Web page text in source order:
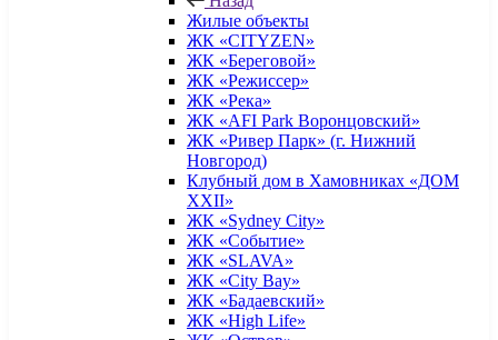
Жилые объекты
ЖК «CITYZEN»
ЖК «Береговой»
ЖК «Режиссер»
ЖК «Река»
ЖК «AFI Park Воронцовский»
ЖК «Ривер Парк» (г. Нижний
Новгород)
Клубный дом в Хамовниках «ДОМ
XXII»
ЖК «Sydney City»
ЖК «Событие»
ЖК «SLAVA»
ЖК «City Bay»
ЖК «Бадаевский»
ЖК «High Life»